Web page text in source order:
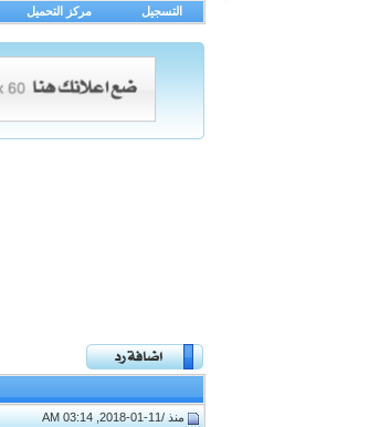
التسجيل مركز التحميل
منذ /11-01-2018, 03:14 AM